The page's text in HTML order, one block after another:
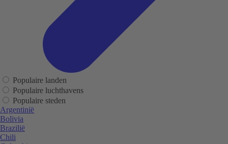
Populaire landen
Populaire luchthavens
Populaire steden
Argentinië
Bolivia
Brazilië
Chili